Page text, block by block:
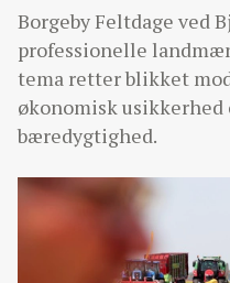
Borgeby Feltdage ved
professionelle
tema retter blikket
økonomisk usikkerhed
bæredygtighed.